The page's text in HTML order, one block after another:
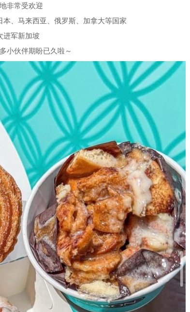
非常受欢迎
、马来西亚、俄罗斯、加拿大等国家
进军新加坡
小伙伴期盼已久啦～